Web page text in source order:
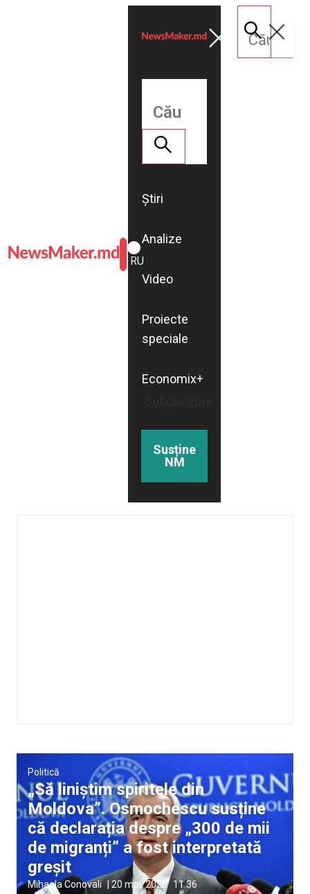
ROMÂNĂ
RU
Știri
Analize
Video
Proiecte
speciale
Economix+
Susține
NM
Politică
„Să liniștim spiritele din
Moldova”. Osmochescu susține
că declarația despre „300 de mii
de migranți” a fost interpretată
greșit
Mihaela Conovali 20 mai, 2026 11:36